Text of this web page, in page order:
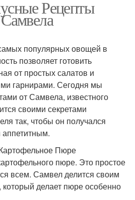
Рецепты
популярных овощей в
позволяет готовить
от простых салатов и
гарнирами. Сегодня мы
от Самвела, известного
своими секретами
так, чтобы он получался
Пюре
пюре. Это простое
всем. Самвел делится своим
делает пюре особенно